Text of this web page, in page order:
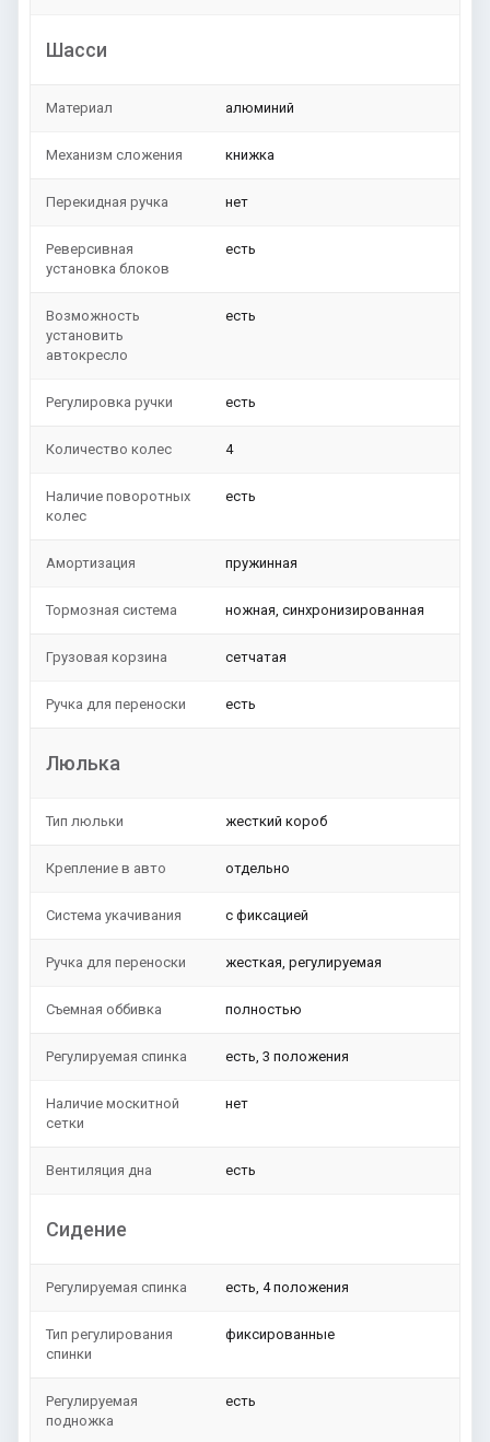
Шасси
Материал алюминий
Механизм сложения книжка
Перекидная ручка нет
Реверсивная
установка блоков
есть
Возможность
установить
автокресло
есть
Регулировка ручки есть
Количество колес 4
Наличие поворотных
колес
есть
Амортизация пружинная
Тормозная система ножная, синхронизированная
Грузовая корзина сетчатая
Ручка для переноски есть
Люлька
Тип люльки жесткий короб
Крепление в авто отдельно
Система укачивания с фиксацией
Ручка для переноски жесткая, регулируемая
Съемная оббивка полностью
Регулируемая спинка есть, 3 положения
Наличие москитной
сетки
нет
Вентиляция дна есть
Сидение
Регулируемая спинка есть, 4 положения
Тип регулирования
спинки
фиксированные
Регулируемая
подножка
есть